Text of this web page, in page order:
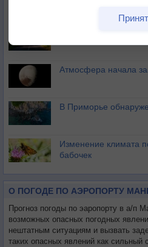
Атмосфера начала
В Приморье
Изменение климата
бабочек
О ПОГОДЕ ПО АЭРОПОРТУ
Прогноз погоды по эаропорту в а/п
возможных опасных погодных
нештатным ситуациям и вызвать
таких опасных явлений как сильный